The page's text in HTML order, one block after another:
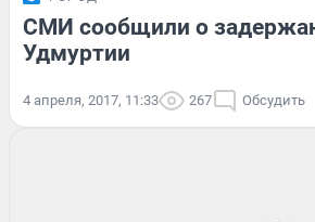
СМИ сообщили о
Удмуртии
4 апреля, 2017, 11:33 267 Обсудить